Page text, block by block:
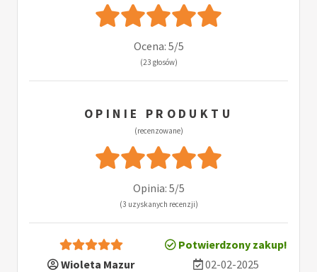
Ocena: 5/5
(23 głosów)
OPINIE PRODUKTU
(recenzowane)
Opinia: 5/5
(3 uzyskanych recenzji)
Potwierdzony zakup!
Wioleta Mazur
02-02-2025